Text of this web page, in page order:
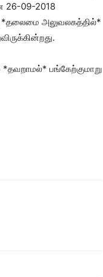
26-09-2018
*தலைமை அலுவலகத்தில்*
பங்கேற்குமாறு